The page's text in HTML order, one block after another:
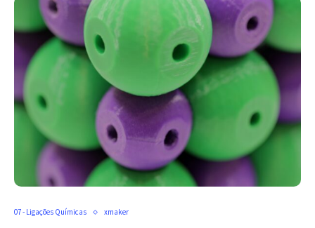
07 - Ligações Químicas xmaker